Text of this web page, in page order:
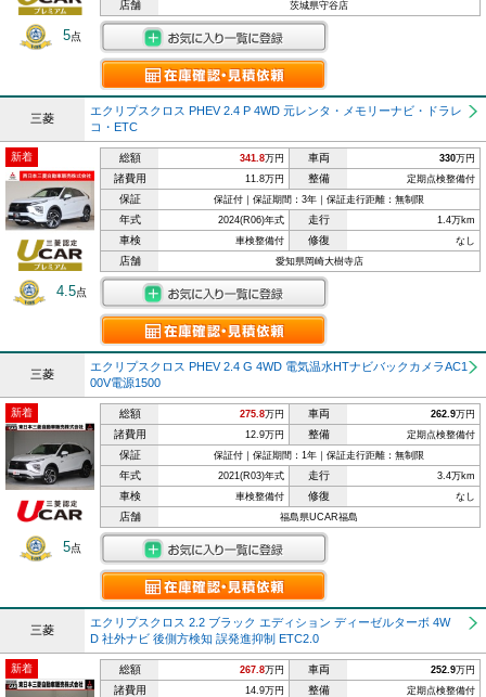
5点
店舗 茨城県守谷店
三菱
エクリプスクロス PHEV 2.4 P 4WD 元レンタ・メモリーナビ・ドラレ
コ・ETC
新着
4.5点
総額 341.8万円 車両 330万円
諸費用 11.8万円 整備 定期点検整備付
保証 保証付｜保証期間：3年｜保証走行距離：無制限
年式 2024(R06)年式 走行 1.4万km
車検 車検整備付 修復 なし
店舗 愛知県岡崎大樹寺店
三菱
エクリプスクロス PHEV 2.4 G 4WD 電気温水HTナビバックカメラAC1
00V電源1500
新着
5点
総額 275.8万円 車両 262.9万円
諸費用 12.9万円 整備 定期点検整備付
保証 保証付｜保証期間：1年｜保証走行距離：無制限
年式 2021(R03)年式 走行 3.4万km
車検 車検整備付 修復 なし
店舗 福島県UCAR福島
三菱
エクリプスクロス 2.2 ブラック エディション ディーゼルターボ 4W
D 社外ナビ 後側方検知 誤発進抑制 ETC2.0
新着 総額 267.8万円 車両 252.9万円
諸費用 14.9万円 整備 定期点検整備付